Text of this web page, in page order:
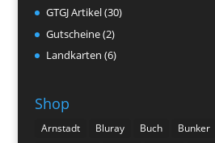
GTGJ Artikel(30)
Gutscheine(2)
Landkarten (6)
Shop
Arnstadt Bluray Buch Bunker